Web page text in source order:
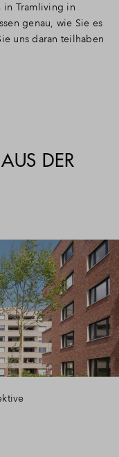
in Tramliving in
genau, wie Sie es
uns daran teilhaben
DER